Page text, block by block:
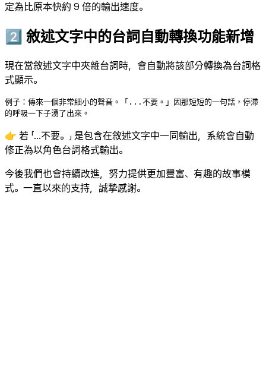
定為比原本快約 9 倍的輸出速度。
2️⃣ 敘述文字中的台詞自動轉換功能新增
現在當敘述文字中夾雜台詞時，會自動將該部分轉換為台詞格
式顯示。
例子：傳來一個非常細小的聲音。「...不要。」因那短短的一句話，停滯
的呼吸一下子湧了出來。
👉 若 「...不要。」 是包含在敘述文字中一同輸出，系統會自動
修正為以角色台詞格式輸出。
今後我們也會持續改進，努力提供更加豐富、有趣的故事模
式。一直以來的支持，誠摯感謝。